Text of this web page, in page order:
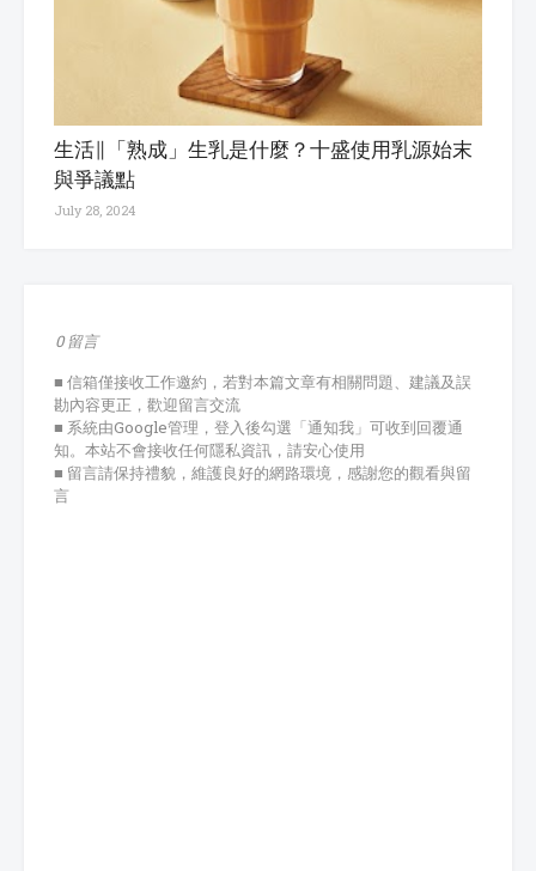
生活∥「熟成」生乳是什麼？十盛使用乳源始末
與爭議點
July 28, 2024
0 留言
■ 信箱僅接收工作邀約，若對本篇文章有相關問題、建議及誤
勘內容更正，歡迎留言交流
■ 系統由Google管理，登入後勾選「通知我」可收到回覆通
知。本站不會接收任何隱私資訊，請安心使用
■ 留言請保持禮貌，維護良好的網路環境，感謝您的觀看與留
言